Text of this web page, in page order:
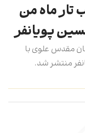
ماه من
پویانفر
مقدس علوی با
منتشر شد.